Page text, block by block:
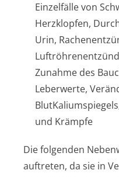
Einzelfälle von
Herzklopfen,
Urin,
Zunahme des
Leberwerte,
und Krämpfe
Die folgenden
auftreten, da sie in